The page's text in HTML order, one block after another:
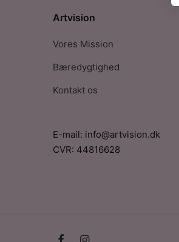
Artvision
Vores Mission
Bæredygtighed
Kontakt os
E-mail: info@artvision.dk
CVR: 44816628